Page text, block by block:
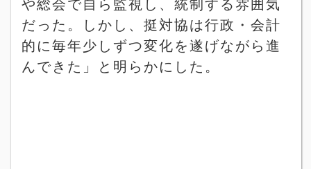
だった。しかし、挺対協は行政・会計
的に毎年少しずつ変化を遂げながら進
んできた」と明らかにした。